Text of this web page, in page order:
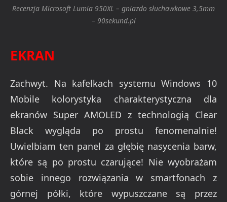
Recenzja Microsoft Lumia 950XL – gniazdo słuchawkowe 3,5mm
– 90sekund.pl
EKRAN
Zachwyt. Na kafelkach systemu Windows 10
Mobile kolorystyka charakterystyczna dla
ekranów Super AMOLED z technologią Clear
Black wygląda po prostu fenomenalnie!
Uwielbiam ten panel za głębię nasycenia barw,
które są po prostu czarujące! Nie wyobrażam
sobie innego rozwiązania w smartfonach z
górnej półki, które wypuszczane są przez